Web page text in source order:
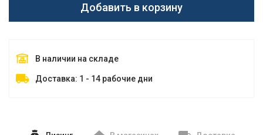
Добавить в корзину
В наличии на складе
Доставка: 1 - 14 рабочие дни